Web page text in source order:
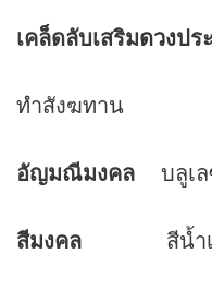
เคล็ดลับเสริมดวงปร
ทำสังฆทาน
อัญมณีมงคล บลูเล
สีมงคล สีน้ำเ